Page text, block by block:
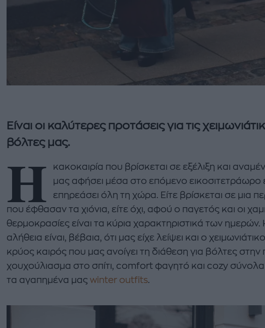
Είναι οι καλύτερες προτάσεις για τις
βόλτες μας.
Η
κακοκαιρία που βρίσκεται σε εξέλιξη και
μας αφήσει μέσα στο επόμενο εικοσιτετράωρο
επηρεάσει όλη τη χώρα. Είτε βρίσκεται σε μια
που έφθασαν τα χιόνια, είτε όχι, αφού ο παγετός και οι
θερμοκρασίες είναι τα κύρια χαρακτηριστικά των ημερών.
αλήθεια είναι, βέβαια, ότι μας είχε λείψει και ο
κρύος καιρός που μας ανοίγει τη διάθεση για βόλτες στην
χουχούλιασμα στο σπίτι, comfort φαγητό και cozy
τα αγαπημένα μας winter outfits.
Majenco's Point of View
Η απόλυτη καλοκαιρινή
καρπούζι, φέτα και φράουλες
A STORY BY KORI
πανικού νόμιζα πως θα